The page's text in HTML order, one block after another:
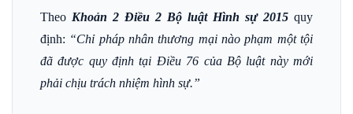
Theo Khoản 2 Điều 2 Bộ luật Hình sự 2015 quy
định: “Chỉ pháp nhân thương mại nào phạm một tội
đã được quy định tại Điều 76 của Bộ luật này mới
phải chịu trách nhiệm hình sự.”